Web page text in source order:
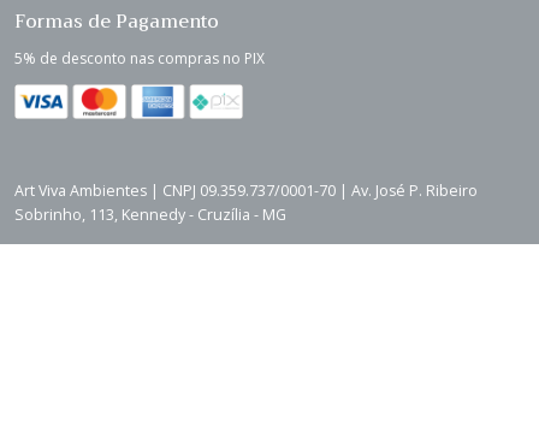
Formas de Pagamento
5% de desconto nas compras no PIX
Art Viva Ambientes | CNPJ 09.359.737/0001-70 | Av. José P. Ribeiro
Sobrinho, 113, Kennedy - Cruzília - MG